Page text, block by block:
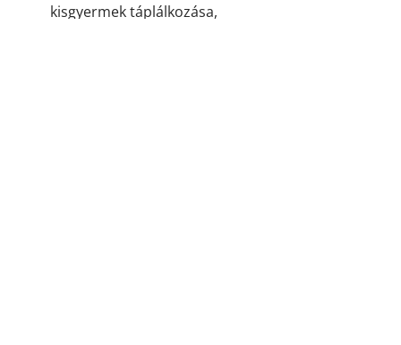
kisgyermek táplálkozása,